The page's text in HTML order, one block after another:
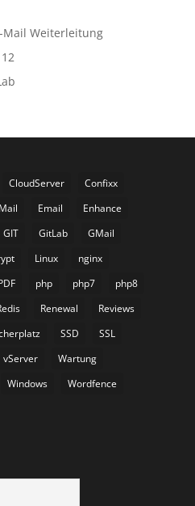
Mail Weiterleitung
CloudServer
Confixx
Email
Enhance
GIT GitLab
GMail
Linux
nginx
php php7
php8
Renewal
Reviews
SSD
SSL
vServer
Wartung
Windows
Wordfence